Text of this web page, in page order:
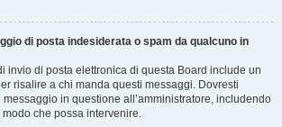
di posta indesiderata o spam da qualcuno in
invio di posta elettronica di questa Board include un
risalire a chi manda questi messaggi. Dovresti
in questione all’amministratore, includendo
che possa intervenire.